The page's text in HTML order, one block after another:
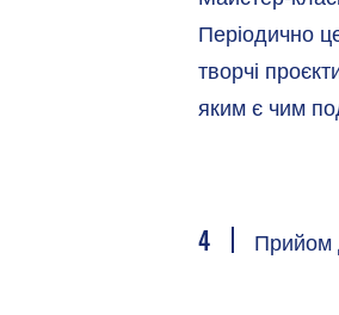
Періодично
творчі
яким є чим
4 Прийом